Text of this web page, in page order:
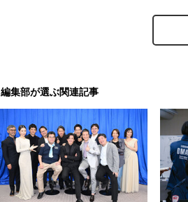
編集部が選ぶ関連記事